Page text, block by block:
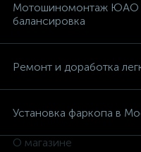
Мотошиномонтаж
балансировка
Ремонт и доработка
Установка фаркопа в
О магазине